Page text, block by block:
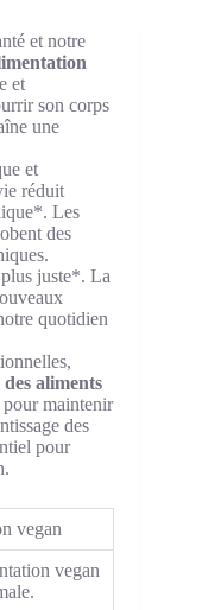
et notre
et
son corps
une
et
réduit
Les
des
juste*. La
quotidien
aliments
maintenir
des
pour
vegan
vegan